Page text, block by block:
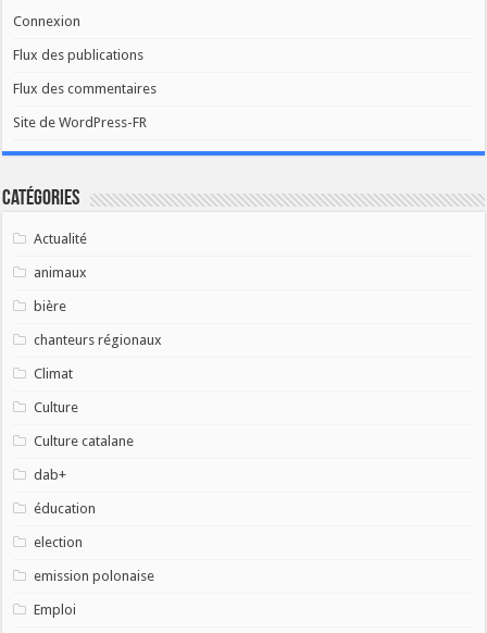
Connexion
Flux des publications
Flux des commentaires
Site de WordPress-FR
Catégories
Actualité
animaux
bière
chanteurs régionaux
Climat
Culture
Culture catalane
dab+
éducation
election
emission polonaise
Emploi